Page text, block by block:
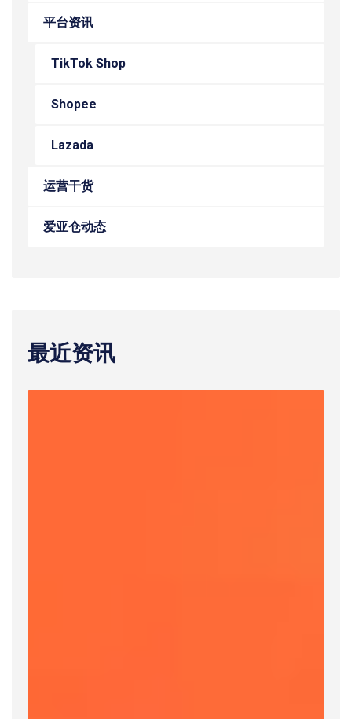
平台资讯
TikTok Shop
Shopee
Lazada
运营干货
爱亚仓动态
最近资讯